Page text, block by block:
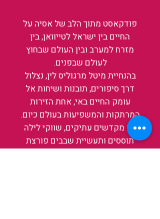
פודקאסט מתוך הלב של אסיה על
החיים בין ישראל לטייוואן, בין
מזרח למערב ובין העולם שבחוץ
לעולם שבפנים.
בהנחיית מיטל מרגוליס לין, נצלול
דרך סיפורים, תובנות ושיחות אל
עומק החיים באי, אחת הזירות
המרתקות והמשפיעות בעולם כיום.
בין מקדשים עתיקים, שווקי לילה
תוססים ותעשיית שבבים פורצת